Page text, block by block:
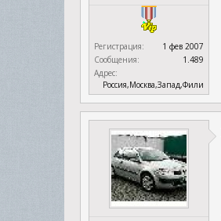
Регистрация:
1 фев 2007
Сообщения:
1.489
Адрес:
Россия,Москва,Запад,Фили